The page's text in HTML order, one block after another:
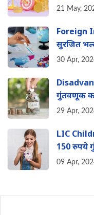
याचा कसा
21 May,
Foreign
सुरजित
चर्चा, पहा
30 Apr,
गुंतवणूक
29 Apr,
LIC
150 रुपये
जाणून घ्या
09 Apr,